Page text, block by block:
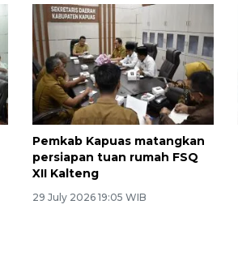
Pemkab Kapuas matangkan
persiapan tuan rumah FSQ
XII Kalteng
29 July 2026 19:05 WIB